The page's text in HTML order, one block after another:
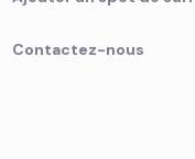
Contactez-nous